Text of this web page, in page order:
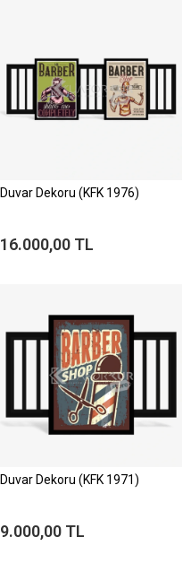
Duvar Dekoru (KFK 1976)
16.000,00 TL
Duvar Dekoru (KFK 1971)
9.000,00 TL